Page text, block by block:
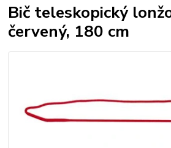
Bič teleskopický
červený, 180 cm